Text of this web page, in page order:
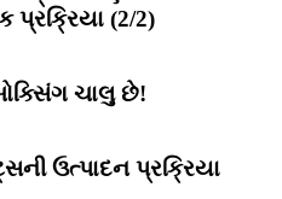
પ્રક્રિયા (2/2)
ચાલુ છે!
ઉત્પાદન પ્રક્રિયા